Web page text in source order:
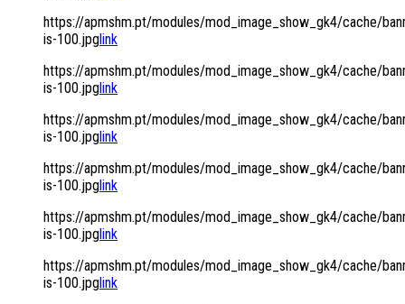
https://apmshm.pt/modules/mod_image_show_gk4/cache/
is-100.jpglink
https://apmshm.pt/modules/mod_image_show_gk4/cache/
is-100.jpglink
https://apmshm.pt/modules/mod_image_show_gk4/cache/
is-100.jpglink
https://apmshm.pt/modules/mod_image_show_gk4/cache/
is-100.jpglink
https://apmshm.pt/modules/mod_image_show_gk4/cache/
is-100.jpglink
https://apmshm.pt/modules/mod_image_show_gk4/cache/
is-100.jpglink